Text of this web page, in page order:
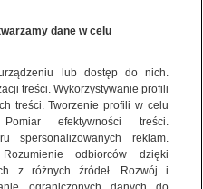
Przygotowania do 33. Finału
dane w celu
lub dostęp do nich.
treści. Wykorzystywanie profili
treści. Tworzenie profili w celu
efektywności treści.
spersonalizowanych reklam.
odbiorców dzięki
z różnych źródeł. Rozwój i